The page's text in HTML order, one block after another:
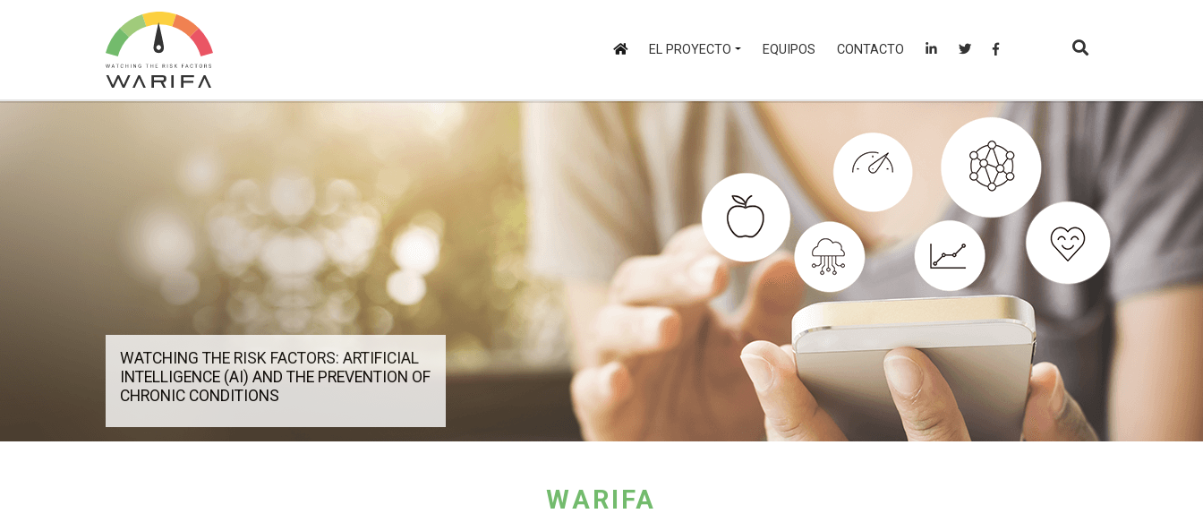
EL PROYECTO EQUIPOS CONTACTO
WATCHING THE RISK FACTORS: ARTIFICIAL
INTELLIGENCE (AI) AND THE PREVENTION OF
CHRONIC CONDITIONS
WARIFA